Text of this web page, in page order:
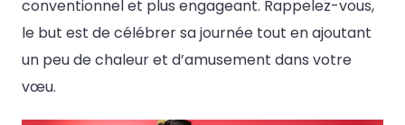
conventionnel et plus engageant. Rappelez-vous,
le but est de célébrer sa journée tout en ajoutant
un peu de chaleur et d’amusement dans votre
vœu.